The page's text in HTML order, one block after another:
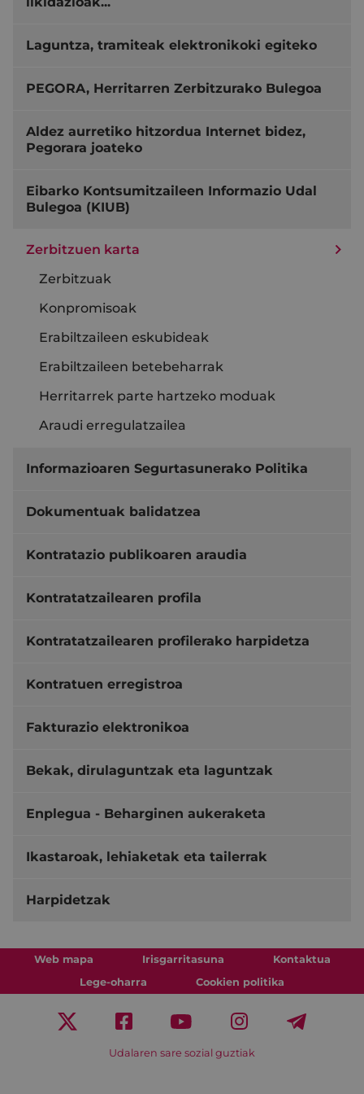
Laguntza, tramiteak elektronikoki egiteko
PEGORA, Herritarren Zerbitzurako Bulegoa
Aldez aurretiko hitzordua Internet bidez,
Pegorara joateko
Eibarko Kontsumitzaileen Informazio Udal
Bulegoa (KIUB)
Zerbitzuen karta
Zerbitzuak
Konpromisoak
Erabiltzaileen eskubideak
Erabiltzaileen betebeharrak
Herritarrek parte hartzeko moduak
Araudi erregulatzailea
Informazioaren Segurtasunerako Politika
Dokumentuak balidatzea
Kontratazio publikoaren araudia
Kontratatzailearen profila
Kontratatzailearen profilerako harpidetza
Kontratuen erregistroa
Fakturazio elektronikoa
Bekak, dirulaguntzak eta laguntzak
Enplegua - Beharginen aukeraketa
Ikastaroak, lehiaketak eta tailerrak
Harpidetzak
Web mapa Irisgarritasuna
Kontaktua
Lege-oharra
Cookien politika
Udalaren sare sozial guztiak